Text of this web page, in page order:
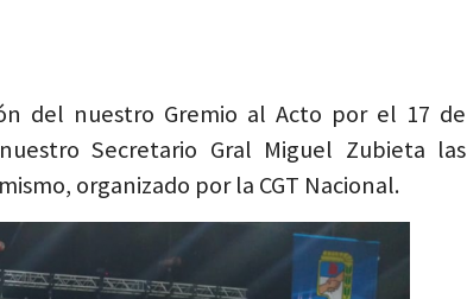
del nuestro Gremio al Acto por el 17 de
Secretario Gral Miguel Zubieta las
organizado por la CGT Nacional.